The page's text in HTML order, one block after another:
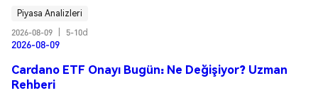
Piyasa Analizleri
2026-08-09
5-10d
2026-08-09
Cardano ETF Onayı Bugün: Ne Değişiyor? Uzman
Rehberi